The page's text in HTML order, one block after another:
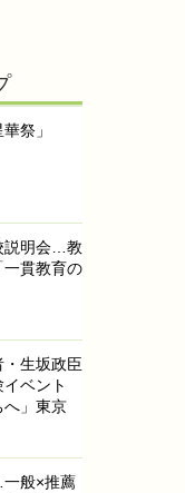
祭」
説明会…教
一貫教育の
生坂政臣
ベント
へ」東京
般×推薦